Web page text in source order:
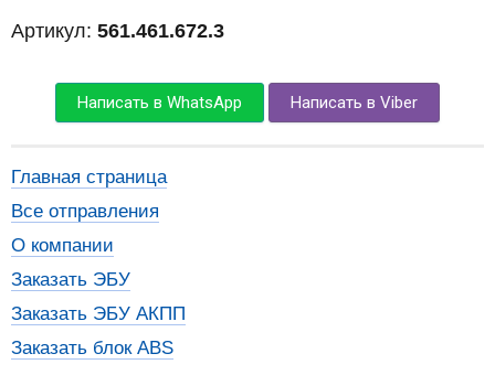
Артикул: 561.461.672.3
Написать в WhatsApp Написать в Viber
Главная страница
Все отправления
О компании
Заказать ЭБУ
Заказать ЭБУ АКПП
Заказать блок ABS